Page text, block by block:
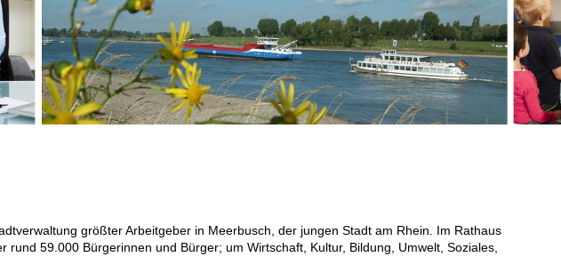
größter Arbeitgeber in Meerbusch, der jungen Stadt am Rhein. Im Rathaus
rund 59.000 Bürgerinnen und Bürger; um Wirtschaft, Kultur, Bildung, Umwelt, Soziales,